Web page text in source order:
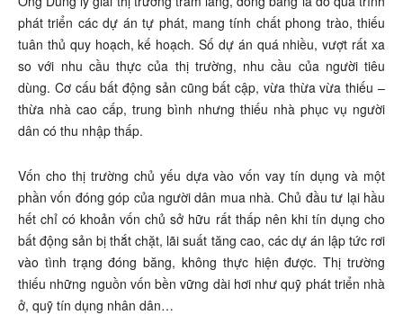
phát triển các dự án tự phát, mang tính chất phong trào, thiếu
tuân thủ quy hoạch, kế hoạch. Số dự án quá nhiều, vượt rất xa
so với nhu cầu thực của thị trường, nhu cầu của người tiêu
dùng. Cơ cấu bất động sản cũng bất cập, vừa thừa vừa thiếu –
thừa nhà cao cấp, trung bình nhưng thiếu nhà phục vụ người
dân có thu nhập thấp.
Vốn cho thị trường chủ yếu dựa vào vốn vay tín dụng và một
phần vốn đóng góp của người dân mua nhà. Chủ đầu tư lại hầu
hết chỉ có khoản vốn chủ sở hữu rất thấp nên khi tín dụng cho
bất động sản bị thắt chặt, lãi suất tăng cao, các dự án lập tức rơi
vào tình trạng đóng băng, không thực hiện được. Thị trường
thiếu những nguồn vốn bền vững dài hơi như quỹ phát triển nhà
ở, quỹ tín dụng nhân dân…